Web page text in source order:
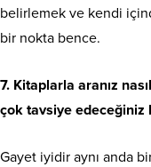
belirlemek ve kendi
bir nokta bence.
7. Kitaplarla aranız
çok tavsiye edeceğiniz
Gayet iyidir aynı anda